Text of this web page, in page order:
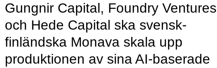
Gungnir Capital, Foundry Ventures
och Hede Capital ska svensk-
finländska Monava skala upp
produktionen av sina AI-baserade